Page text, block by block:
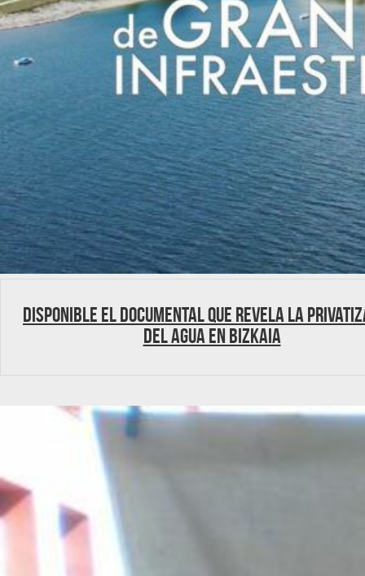
Disponible el documental que revela la
del agua en Bizkaia